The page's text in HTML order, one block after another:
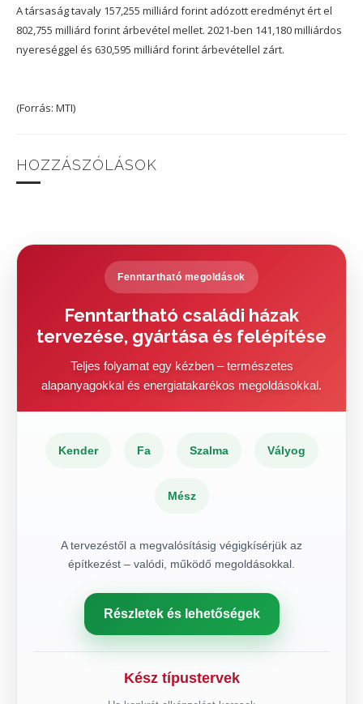
A társaság tavaly 157,255 milliárd forint adózott eredményt ért el
802,755 milliárd forint árbevétel mellet. 2021-ben 141,180 milliárdos
nyereséggel és 630,595 milliárd forint árbevétellel zárt.
(Forrás: MTI)
HOZZÁSZÓLÁSOK
Fenntartható megoldások
Fenntartható családi házak
tervezése, gyártása és felépítése
Teljes folyamat egy kézben – természetes
alapanyagokkal és energiatakarékos megoldásokkal.
Kender Fa Szalma Vályog
Mész
A tervezéstől a megvalósításig végigkísérjük az
építkezést – valódi, működő megoldásokkal.
Részletek és lehetőségek
Kész típustervek